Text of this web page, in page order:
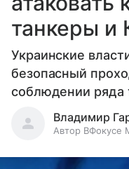
танкеры и
Украинские
безопасный
соблюдении ряда
Владимир
Автор ВФокусе